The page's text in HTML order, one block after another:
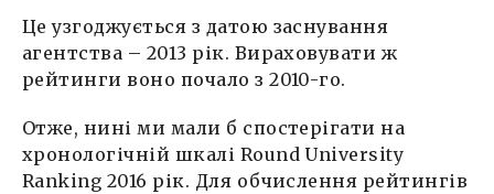
Це узгоджується з датою заснування
агентства – 2013 рік. Вираховувати ж
рейтинги воно почало з 2010-го.
Отже, нині ми мали б спостерігати на
хронологічній шкалі Round University
Ranking 2016 рік. Для обчислення рейтингів